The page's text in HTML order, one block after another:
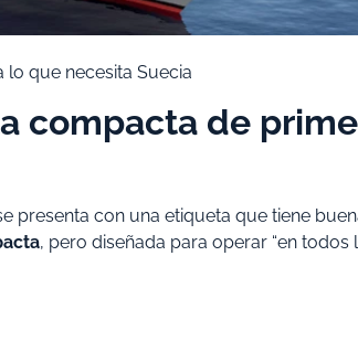
que necesita Suecia
compacta de
presenta con una etiqueta que tiene
, pero diseñada para operar “en todos